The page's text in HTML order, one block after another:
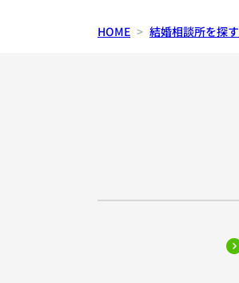
HOME 結婚相談所を探す